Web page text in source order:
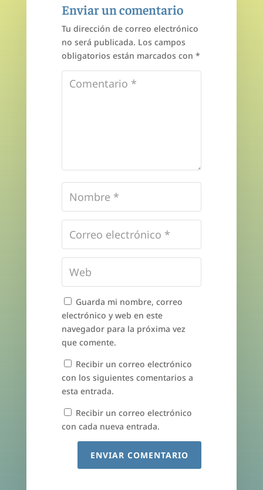
Enviar un comentario
Tu dirección de correo electrónico
no será publicada. Los campos
obligatorios están marcados con *
Guarda mi nombre, correo
electrónico y web en este
navegador para la próxima vez
que comente.
Recibir un correo electrónico
con los siguientes comentarios a
esta entrada.
Recibir un correo electrónico
con cada nueva entrada.
ENVIAR COMENTARIO